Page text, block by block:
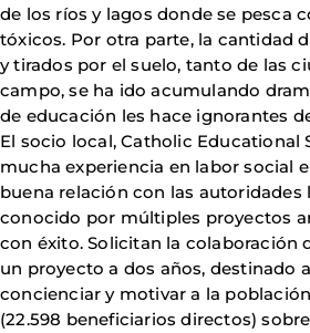
de los ríos y lagos donde se pesca
tóxicos. Por otra parte, la cantidad
y tirados por el suelo, tanto de las
campo, se ha ido acumulando
de educación les hace ignorantes
El socio local, Catholic Educational
mucha experiencia en labor social
buena relación con las autoridades
conocido por múltiples proyectos
con éxito. Solicitan la colaboración
un proyecto a dos años, destinado
concienciar y motivar a la
(22.598 beneficiarios directos)